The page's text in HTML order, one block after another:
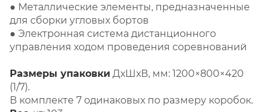
● Металлические элементы, предназначенные
для сборки угловых бортов
● Электронная система дистанционного
управления ходом проведения соревнований
Размеры упаковки ДхШхВ, мм: 1200×800×420
(1/7).
В комплекте 7 одинаковых по размеру коробок.